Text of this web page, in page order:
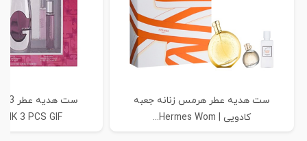
ست هدیه عطر هرمس زنانه جعبه
کادویی | Hermes Wom...
3 PCS GIF...